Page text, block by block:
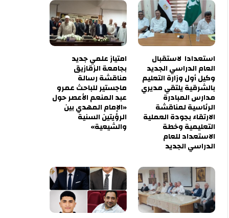
استعدادا لاستقبال
العام الدراسي الجديد
وكيل أول وزارة التعليم
بالشرقية يلتقي مديري
مدارس المبادرة
الرئاسية لمناقشة
الارتقاء بجودة العملية
التعليمية وخطة
الاستعداد للعام
الدراسي الجديد
امتياز علمي جديد
بجامعة الزقازيق
مناقشة رسالة
ماجستير للباحث عمرو
عبد المنعم الأعصر حول
«الإمام المهدي بين
الرؤيتين السنية
والشيعية»